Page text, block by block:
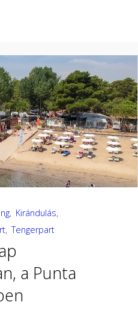
, Kirándulás,
, Tengerpart
a Punta